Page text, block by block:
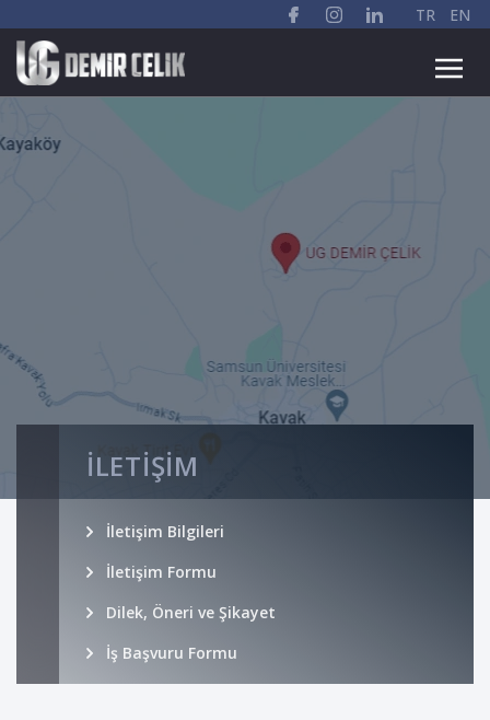
TR EN
İLETIŞIM
İletişim Bilgileri
İletişim Formu
Dilek, Öneri ve Şikayet
İş Başvuru Formu